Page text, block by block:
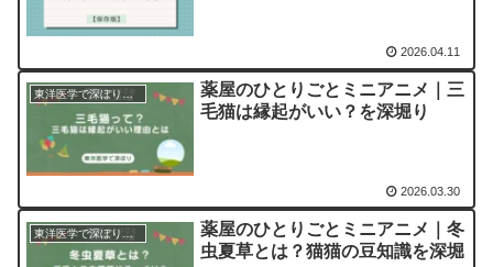
2026.04.11
東洋医学で深ぼりシリーズ｜猫猫の豆知識
薬屋のひとりごとミニアニメ｜三
毛猫は縁起がいい？を深堀り
2026.03.30
東洋医学で深ぼりシリーズ｜猫猫の豆知識
薬屋のひとりごとミニアニメ｜冬
虫夏草とは？猫猫の豆知識を深堀